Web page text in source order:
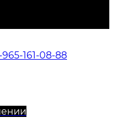
965-161-08-88